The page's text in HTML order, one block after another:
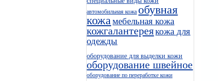
автомобильная кожа обувная
кожа мебельная кожа
кожгалантереякожа для
одежды
оборудование для выделки кожи
оборудование швейное
оборудование по переработке кожи